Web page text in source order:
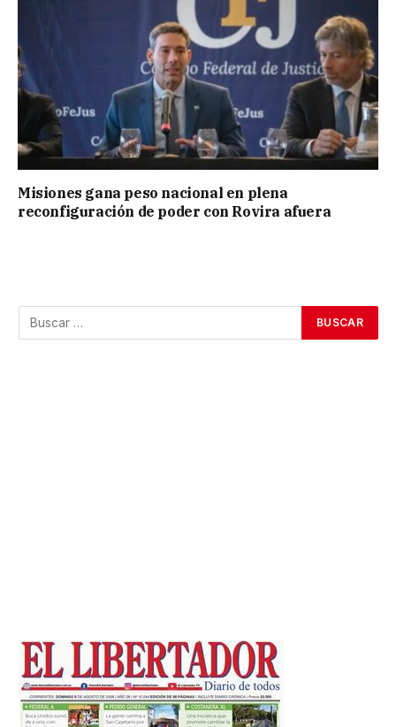
Misiones gana peso nacional en plena
reconfiguración de poder con Rovira afuera